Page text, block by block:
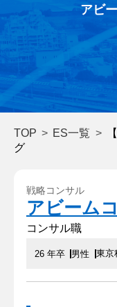
アビ
TOP ES一覧
グ
戦略コンサル
アビーム
コンサル職
26 年卒 男性 東京